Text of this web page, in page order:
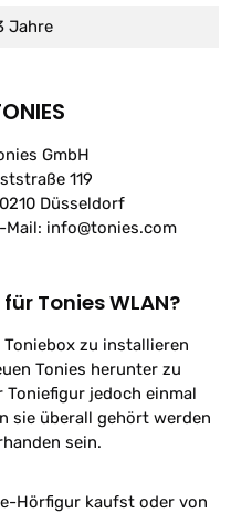
Jahre
GmbH
119
Düsseldorf
Mail: info@tonies.com
Tonies WLAN?
zu installieren
Tonies herunter zu
Toniefigur jedoch einmal
sie überall gehört werden
sein.
Hörfigur kaufst oder von